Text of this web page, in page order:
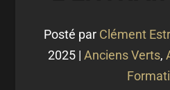
Posté par Clément
2025| Anciens Verts,